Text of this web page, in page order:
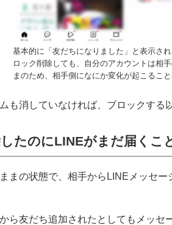
基本的に「友だちになりました」と表示さ
ロック削除しても、自分のアカウントは相
まのため、相手側になにか変化が起こるこ
も消していなければ、ブロックする
たのにLINEがまだ届くこ
まの状態で、相手からLINEメッセー
ら友だち追加されたとしてもメッセ